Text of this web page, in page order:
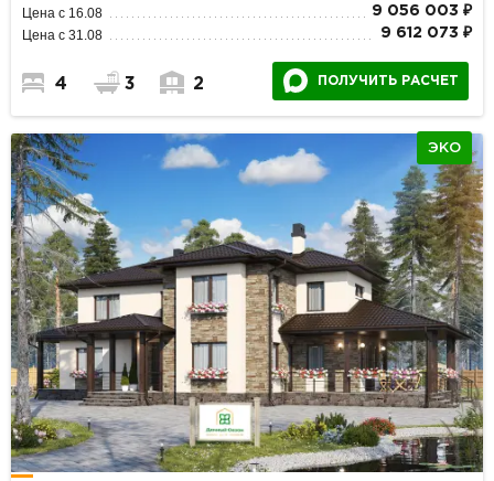
Цена с 16.08 9 056 003 ₽
Цена с 31.08 9 612 073 ₽
4 3 2 ПОЛУЧИТЬ РАСЧЕТ
ЭКО